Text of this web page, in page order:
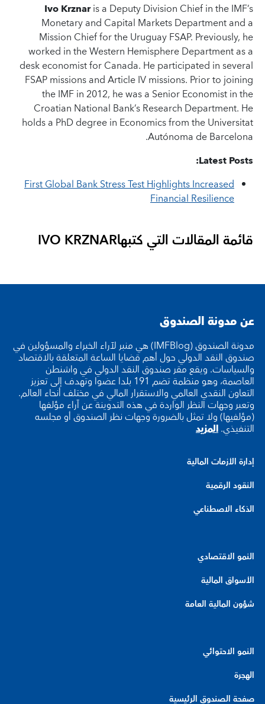
Ivo Krznaris a Deputy Division Chief in the IMF’s
Monetary and Capital Markets Department and a
Mission Chief for the Uruguay FSAP. Previously, he
worked in the Western Hemisphere Department as a
desk economist for Canada. He participated in several
FSAP missions and Article IV missions. Prior to joining
the IMF in 2012, he was a Senior Economist in the
Croatian National Bank’s Research Department. He
holds a PhD degree in Economics from the Universitat
Autónoma de Barcelona.
Latest Posts:
First Global Bank Stress Test Highlights Increased
Financial Resilience
قائمة المقالات التي كتبهاIVO KRZNAR
عن مدونة الصندوق
مدونة الصندوق (IMFBlog) هي منبر لآراء الخبراء والمسؤولين في
صندوق النقد الدولي حول أهم قضايا الساعة المتعلقة بالاقتصاد
والسياسات. ويقع مقر صندوق النقد الدولي في واشنطن
العاصمة، وهو منظمة تضم 191 بلدا عضوا وتهدف إلى تعزيز
التعاون النقدي العالمي والاستقرار المالي في مختلف أنحاء العالم.
وتعبر وجهات النظر الواردة في هذه التدوينة عن آراء مؤلفها
(مؤلفيها) ولا تمثل بالضرورة وجهات نظر الصندوق أو مجلسه
التنفيذي.المزيد
إدارة الأزمات المالية
النقود الرقمية
الذكاء الاصطناعي
النمو الاقتصادي
الأسواق المالية
شؤون المالية العامة
النمو الاحتوائي
الهجرة
صفحة الصندوق الرئيسية